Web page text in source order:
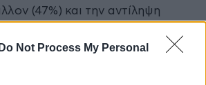
Do Not Process My Personal
(47%) και την αντίληψη
και η δυσκολία επίτευξης
επαγγελματικής και προσωπικής